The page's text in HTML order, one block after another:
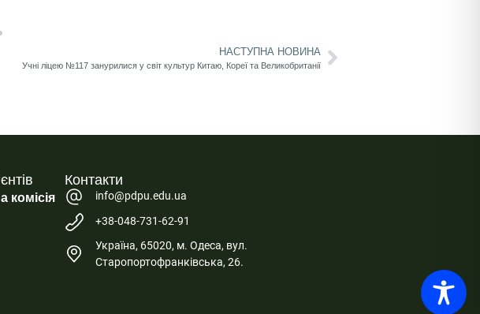
НАСТУПНА НОВИНА
Учні ліцею №117 занурилися у світ культур Китаю, Кореї та Великобританії
комісія
Контакти
info@pdpu.edu.ua
+38-048-731-62-91
Україна, 65020, м. Одеса, вул.
Старопортофранківська, 26.